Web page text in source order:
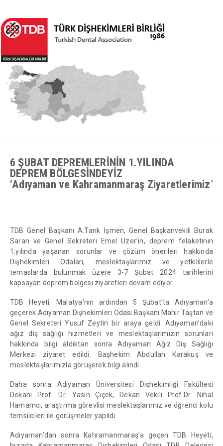
6 ŞUBAT DEPREMLERİNİN 1.YILINDA
DEPREM BÖLGESİNDEYİZ
‘Adıyaman ve Kahramanmaraş Ziyaretlerimiz’
TDB Genel Başkanı A.Tarık İşmen, Genel Başkanvekili Burak
Saran ve Genel Sekreteri Emel Uzer’in, deprem felaketinin
1.yılında yaşanan sorunlar ve çözüm önerileri hakkında
Dişhekimleri Odaları, meslektaşlarımız ve yetkililerle
temaslarda bulunmak üzere 3-7 Şubat 2024 tarihlerini
kapsayan deprem bölgesi ziyaretleri devam ediyor.
TDB Heyeti, Malatya’nın ardından 5 Şubat’ta Adıyaman’a
geçerek Adıyaman Dişhekimleri Odası Başkanı Mahir Taştan ve
Genel Sekreteri Yusuf Zeytin bir araya geldi. Adıyaman’daki
ağız diş sağlığı hizmetleri ve meslektaşlarımızın sorunları
hakkında bilgi aldıktan sonra Adıyaman Ağız Diş Sağlığı
Merkezi ziyaret edildi. Başhekim Abdullah Karakuş ve
meslektaşlarımızla görüşerek bilgi alındı.
Daha sonra Adıyaman Üniversitesi Dişhekimliği Fakültesi
Dekanı Prof. Dr. Yasin Çiçek, Dekan Vekili Prof.Dr. Nihal
Hamamcı, araştırma görevlisi meslektaşlarımız ve öğrenci kolu
temsilcileri ile görüşmeler yapıldı.
Adıyaman’dan sonra Kahramanmaraş’a geçen TDB Heyeti,